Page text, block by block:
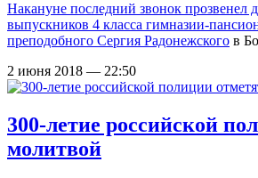
Накануне последний звонок прозвенел
выпускников 4 класса гимназии-
преподобного Сергия Радонежского в
2 июня 2018 — 22:50
300-летие российской
молитвой